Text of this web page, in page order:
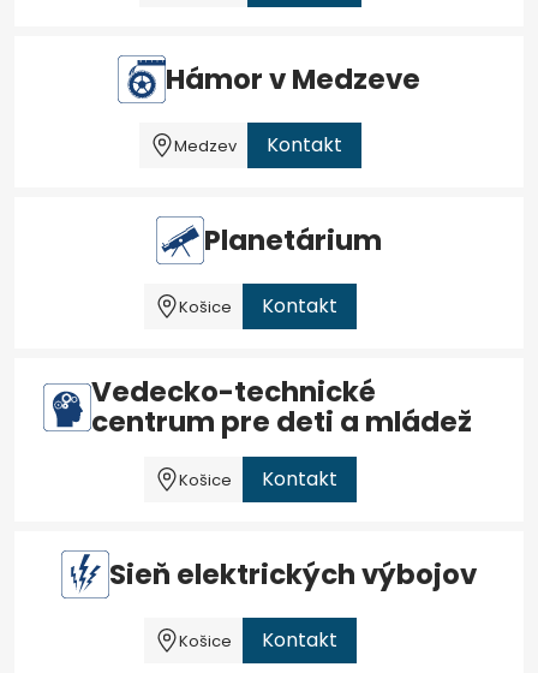
Hámor v Medzeve
Medzev Kontakt
Planetárium
Košice Kontakt
Vedecko-technické
centrum pre deti a mládež
Košice Kontakt
Sieň elektrických výbojov
Košice Kontakt